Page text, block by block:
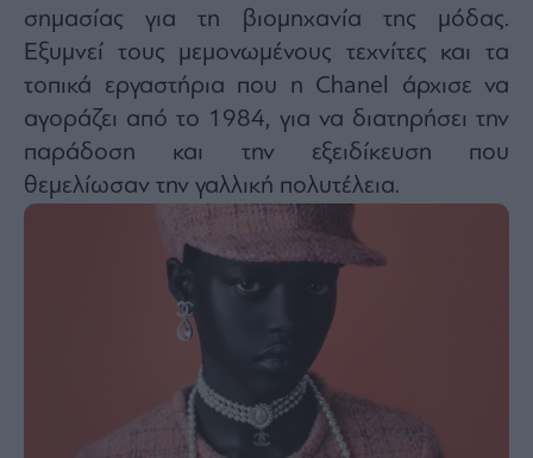
σημασίας για τη βιομηχανία της μόδας.
Εξυμνεί τους μεμονωμένους τεχνίτες και τα
τοπικά εργαστήρια που η Chanel άρχισε να
αγοράζει από το 1984, για να διατηρήσει την
παράδοση και την εξειδίκευση που
θεμελίωσαν την γαλλική πολυτέλεια.